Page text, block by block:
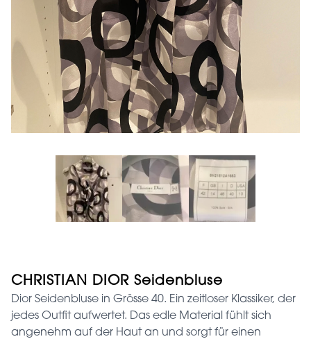
CHRISTIAN DIOR Seidenbluse
Dior Seidenbluse in Grösse 40. Ein zeitloser Klassiker, der
jedes Outfit aufwertet. Das edle Material fühlt sich
angenehm auf der Haut an und sorgt für einen